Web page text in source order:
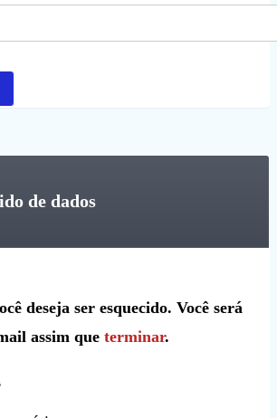
de dados
deseja ser esquecido. Você será
assim que terminar.